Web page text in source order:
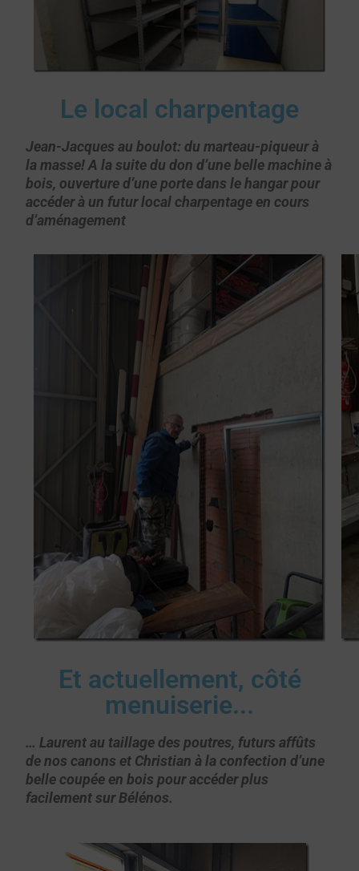
Le local charpentage
Jean-Jacques au boulot: du marteau-piqueur à
la masse!A la suite du don d’une belle machine à
bois, ouverture d’une porte dans le hangar pour
accéder à un futur local charpentage en cours
d’aménagement
Et actuellement, côté
menuiserie...
… Laurent au taillage des poutres, futurs affûts
de nos canons et Christian à la confection d’une
belle coupée en bois pour accéder plus
facilement sur Bélénos.